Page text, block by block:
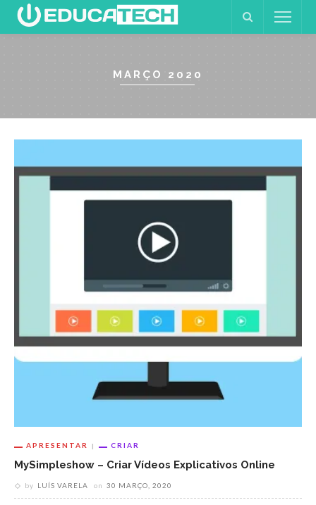
MARÇO 2020
APRESENTAR CRIAR
MySimpleshow – Criar Vídeos Explicativos Online
by LUÍS VARELA on 30 MARÇO, 2020